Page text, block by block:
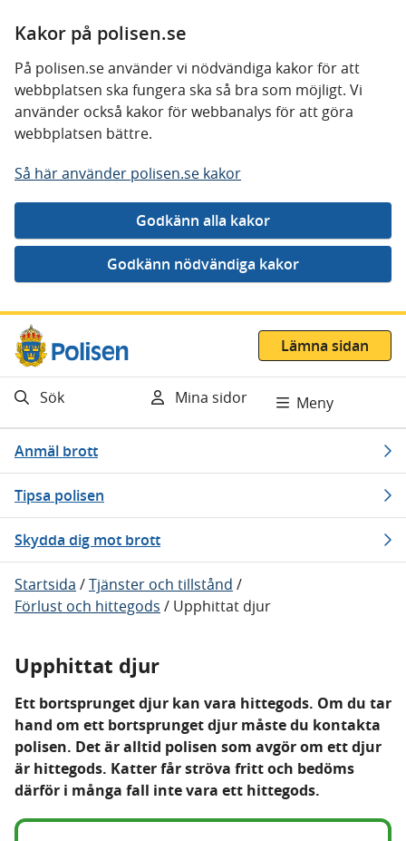
Kakor på polisen.se
På polisen.se använder vi nödvändiga kakor för att
webbplatsen ska fungera ska så bra som möjligt. Vi
använder också kakor för webbanalys för att göra
webbplatsen bättre.
Så här använder polisen.se kakor
Gå direkt till innehåll
Lämna sidan
Sök Mina sidor Meny
Anmäl brott
Tipsa polisen
Skydda dig mot brott
Startsida /Tjänster och tillstånd /
Förlust och hittegods / Upphittat djur
Upphittat djur
Ett bortsprunget djur kan vara hittegods. Om du tar
hand om ett bortsprunget djur måste du kontakta
polisen. Det är alltid polisen som avgör om ett djur
är hittegods. Katter får ströva fritt och bedöms
därför i många fall inte vara ett hittegods.